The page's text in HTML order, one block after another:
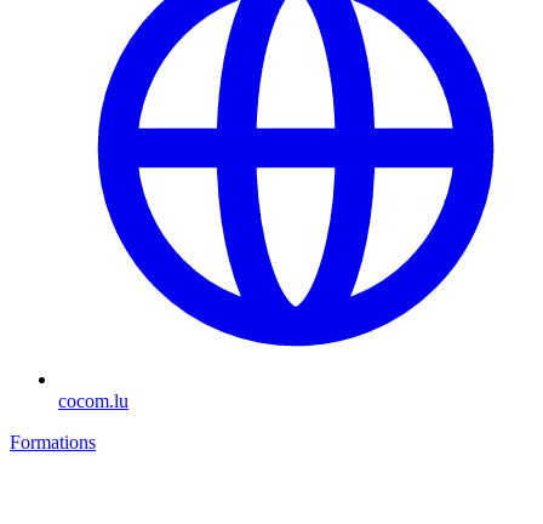
cocom.lu
Formations